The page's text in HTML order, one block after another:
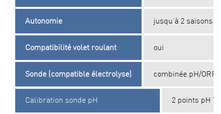
Autonomie jusqu’à 2 saisons
Compatibilité volet roulant oui
Sonde (compatible électrolyse) combinée pH/ORP
Calibration sonde pH 2 points pH 7